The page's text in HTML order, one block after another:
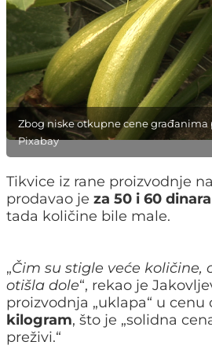
Zbog niske otkupne cene
Pixabay
Tikvice iz rane proizvodnje
prodavao je za 50 i 60
tada količine bile male.
„Čim su stigle veće količine,
otišla dole“, rekao je
proizvodnja „uklapa“ u cenu
kilogram, što je „solidna
preživi.“